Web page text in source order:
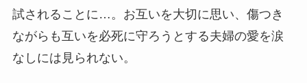
試されることに…。お互いを大切に思い、傷つき
ながらも互いを必死に守ろうとする夫婦の愛を涙
なしには見られない。